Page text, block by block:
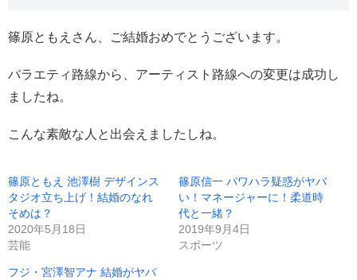
篠原ともえさん、ご結婚おめでとうございます。
バラエティ路線から、アーティスト路線への変更は成功し
ましたね。
こんな素敵な人と出会えましたしね。
篠原ともえ 池澤樹 デザインス
タジオ立ち上げ！結婚のなれ
そめは？
2020年5月18日
芸能
篠原信一 パワハラ疑惑がヤバ
い！マネージャーに！柔道時
代と一緒？
2019年9月4日
スポーツ
フジ・宮澤智アナ 結婚がヤバ